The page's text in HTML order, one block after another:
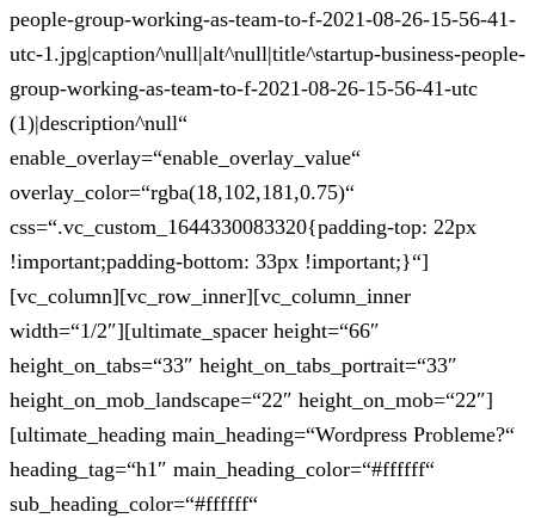
people-group-working-as-team-to-f-2021-08-26-15-56-41-
utc-1.jpg|caption^null|alt^null|title^startup-business-people-
group-working-as-team-to-f-2021-08-26-15-56-41-utc
(1)|description^null“
enable_overlay=“enable_overlay_value“
overlay_color=“rgba(18,102,181,0.75)“
css=“.vc_custom_1644330083320{padding-top: 22px
!important;padding-bottom: 33px !important;}“]
[vc_column][vc_row_inner][vc_column_inner
width=“1/2″][ultimate_spacer height=“66″
height_on_tabs=“33″ height_on_tabs_portrait=“33″
height_on_mob_landscape=“22″ height_on_mob=“22″]
[ultimate_heading main_heading=“Wordpress Probleme?“
heading_tag=“h1″ main_heading_color=“#ffffff“
sub_heading_color=“#ffffff“